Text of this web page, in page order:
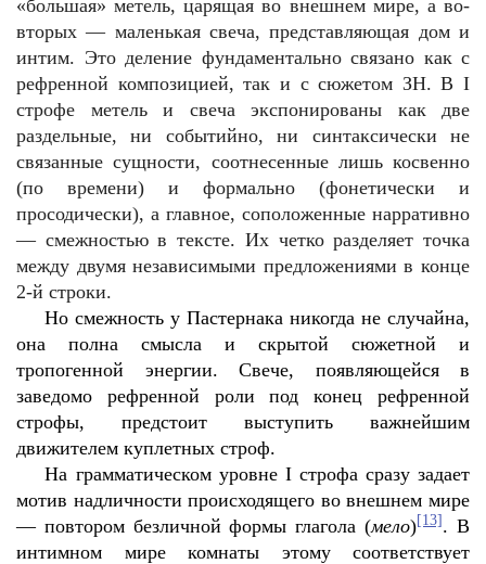
«большая» метель, царящая во внешнем мире, а во-
вторых — маленькая свеча, представляющая дом и
интим. Это деление фундаментально связано как с
рефренной композицией, так и с сюжетом ЗН. В I
строфе метель и свеча экспонированы как две
раздельные, ни событийно, ни синтаксически не
связанные сущности, соотнесенные лишь косвенно
(по времени) и формально (фонетически и
просодически), а главное, соположенные нарративно
— смежностью в тексте. Их четко разделяет точка
между двумя независимыми предложениями в конце
2-й строки.
Но смежность у Пастернака никогда не случайна,
она полна смысла и скрытой сюжетной и
тропогенной энергии. Свече, появляющейся в
заведомо рефренной роли под конец рефренной
строфы, предстоит выступить важнейшим
движителем куплетных строф.
На грамматическом уровне Iстрофа сразу задает
мотив надличности происходящего во внешнем мире
— повтором безличной формы глагола (мело)[13] . В
интимном мире комнаты этому соответствует